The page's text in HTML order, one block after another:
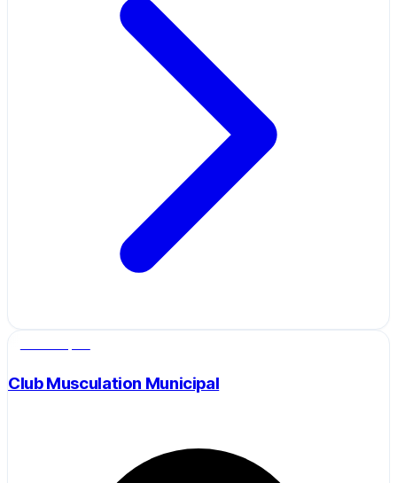
Club Musculation Municipal